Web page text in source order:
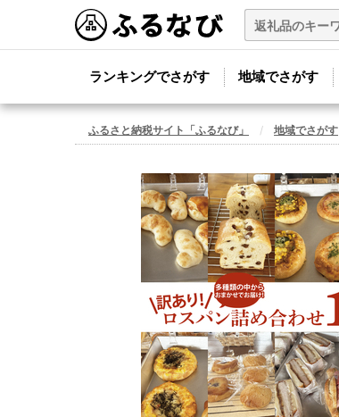
ランキングでさがす 地域でさがす
ふるさと納税サイト「ふるなび」 地域でさがす